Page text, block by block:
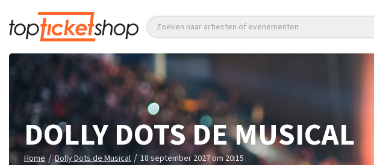
Zoeken naar artiesten of evenementen
DOLLY DOTS DE MUSICAL
Home / Dolly Dots de Musical / 18 september 2027 om 20:15